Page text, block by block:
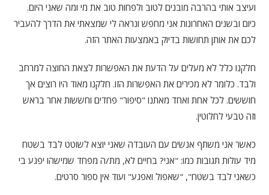
ועיצב אותי בהרבה מובנים לטוב ולפחות טוב את מי ומה שאני היום.
כיום ובשנים האחרונות אני מחפש ונראה לי שמצאתי את הדרך להעביר
לכם את אותן תחושות בדיוק באמצעות האתר הזה.
חלקנו כלל לא מעלים על הדעת את האפשרות לצאת החוצה למרחב
ולבד. כלומר לא מכירים את האפשרות הזו. חלקנו מאוד היו רוצים אך
חוששים. לכל אחת ואחד מאתנו "סיפור" פחדים וחששות אחר בראש
וזה טבעי לחלוטין.
כאשר אני משתף אנשים עם העובדה שאני יוצא לשוטט לבד בשטח
מיד עולות תגובות כמו: "אני? בחיים לא, מת/ה מפחד שמישהו יפגע בי
כשאני לבד בשטח", "שאפול ואפגע" ועוד אין ספור סרטים.